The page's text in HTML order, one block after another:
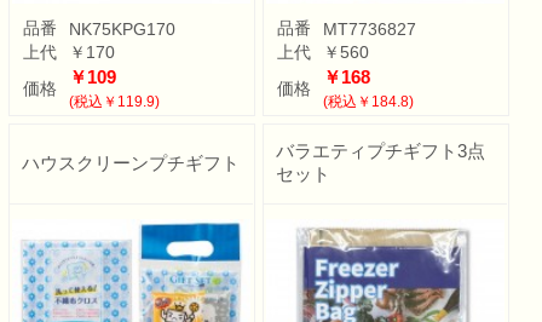
品番
NK75KPG170
上代
￥170
価格
￥109
(税込￥119.9)
品番
MT7736827
上代
￥560
価格
￥168
(税込￥184.8)
ハウスクリーンプチギフト
バラエティプチギフト3点
セット